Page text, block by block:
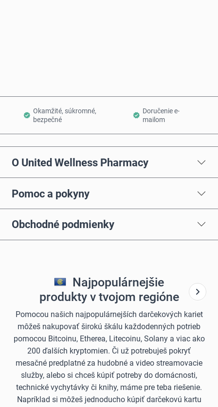
Okamžité, súkromné,
bezpečné
Doručenie e-
mailom
O United Wellness Pharmacy
Pomoc a pokyny
Obchodné podmienky
Najpopulárnejšie
produkty v tvojom regióne
Pomocou našich najpopulárnejších darčekových kariet
môžeš nakupovať širokú škálu každodenných potrieb
pomocou Bitcoinu, Etherea, Litecoinu, Solany a viac ako
200 ďalších kryptomien. Či už potrebuješ pokryť
mesačné predplatné za hudobné a video streamovacie
služby, alebo si chceš kúpiť potreby do domácnosti,
technické vychytávky či knihy, máme pre teba riešenie.
Napríklad si môžeš jednoducho kúpiť darčekovú kartu